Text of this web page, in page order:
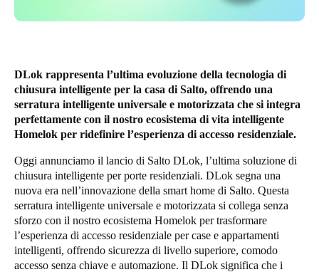
Netherlands
Nederlands
English
FrançaisNederlandsEnglish
Spain
Español
Portugal
DLok rappresenta l’ultima evoluzione della tecnologia di
chiusura intelligente per la casa di Salto, offrendo una
serratura intelligente universale e motorizzata che si integra
perfettamente con il nostro ecosistema di vita intelligente
Homelok per ridefinire l’esperienza di accesso residenziale.
Oggi annunciamo il lancio di Salto DLok, l’ultima soluzione di
chiusura intelligente per porte residenziali. DLok segna una
nuova era nell’innovazione della smart home di Salto. Questa
serratura intelligente universale e motorizzata si collega senza
sforzo con il nostro ecosistema Homelok per trasformare
l’esperienza di accesso residenziale per case e appartamenti
intelligenti, offrendo sicurezza di livello superiore, comodo
accesso senza chiave e automazione. Il DLok significa che i